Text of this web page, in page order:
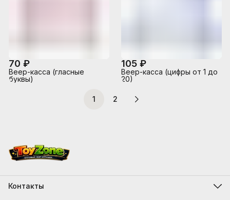
70 ₽
Веер-касса (гласные
буквы)
105 ₽
Веер-касса (цифры от 1 до
20)
1 2
Контакты